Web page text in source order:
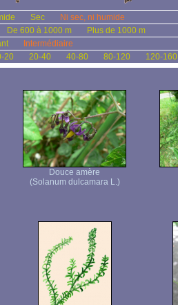
Sec
Ni sec, ni humide
De 600 à 1000 m
Plus de 1000 m
Intermédiaire
20 20-40 40-80 80-120 120-160
Douce amère
(Solanum dulcamara L.)